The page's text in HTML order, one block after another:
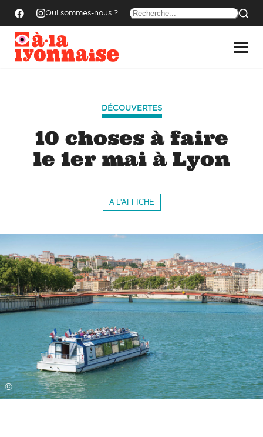
Qui sommes-nous ?
DÉCOUVERTES
10 choses à faire
le 1er mai à Lyon
A L'AFFICHE
©